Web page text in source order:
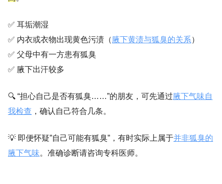
✅ 耳垢潮湿
✅ 内衣或衣物出现黄色污渍（ 腋下黄渍与狐臭的关系）
✅ 父母中有一方患有狐臭
✅ 腋下出汗较多
🔍 “担心自己是否有狐臭……”的朋友，可先通过腋下气味自
我检查 ，确认自己符合几条。
💡 即便怀疑”自己可能有狐臭”，有时实际上属于并非狐臭的
腋下气味。准确诊断请咨询专科医师。